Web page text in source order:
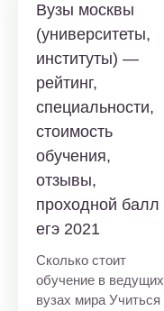
Вузы москвы
(университеты,
институты) —
рейтинг,
специальности,
стоимость
обучения,
отзывы,
проходной балл
егэ 2021
Сколько стоит
обучение в ведущих
вузах мира Учиться